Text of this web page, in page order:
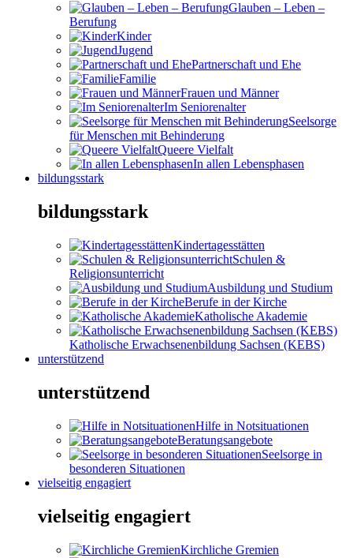
Glauben – Leben –
Berufung
Kinder
Jugend
Partnerschaft und Ehe
Familie
Frauen und Männer
Im Seniorenalter
Seelsorge
für Menschen mit Behinderung
Queere Vielfalt
In allen Lebensphasen
bildungsstark
bildungsstark
Kindertagesstätten
Schulen &
Religionsunterricht
Ausbildung und Studium
Berufe in der Kirche
Katholische Akademie
Katholische Erwachsenenbildung Sachsen (KEBS)
unterstützend
unterstützend
Hilfe in Notsituationen
Beratungsangebote
Seelsorge in
besonderen Situationen
vielseitig engagiert
vielseitig engagiert
Kirchliche Gremien